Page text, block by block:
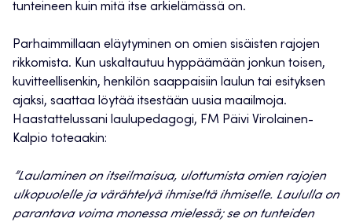
tunteineen kuin mitä itse arkielämässä on.
Parhaimmillaan eläytyminen on omien sisäisten rajojen
rikkomista. Kun uskaltautuu hyppäämään jonkun toisen,
kuvitteellisenkin, henkilön saappaisiin laulun tai esityksen
ajaksi, saattaa löytää itsestään uusia maailmoja.
Haastattelussani laulupedagogi, FM Päivi Virolainen-
Kalpio toteaakin:
”Laulaminen on itseilmaisua, ulottumista omien rajojen
ulkopuolelle ja värähtelyä ihmiseltä ihmiselle. Laululla on
parantava voima monessa mielessä; se on tunteiden